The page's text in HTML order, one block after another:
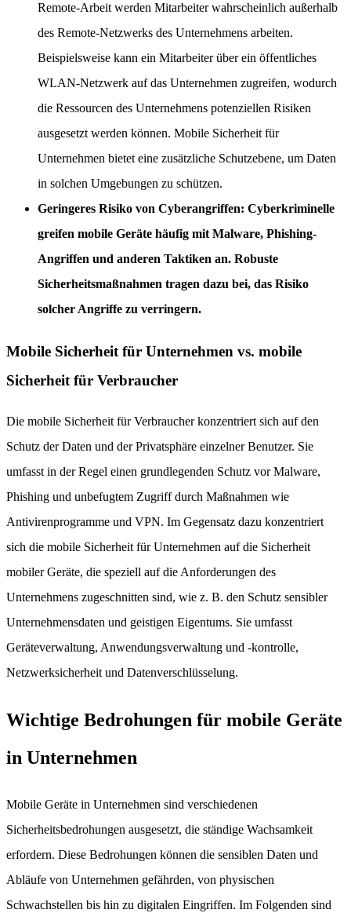
Remote-Arbeit werden Mitarbeiter wahrscheinlich außerhalb
des Remote-Netzwerks des Unternehmens arbeiten.
Beispielsweise kann ein Mitarbeiter über ein öffentliches
WLAN-Netzwerk auf das Unternehmen zugreifen, wodurch
die Ressourcen des Unternehmens potenziellen Risiken
ausgesetzt werden können. Mobile Sicherheit für
Unternehmen bietet eine zusätzliche Schutzebene, um Daten
in solchen Umgebungen zu schützen.
Geringeres Risiko von Cyberangriffen: Cyberkriminelle
greifen mobile Geräte häufig mit Malware, Phishing-
Angriffen und anderen Taktiken an. Robuste
Sicherheitsmaßnahmen tragen dazu bei, das Risiko
solcher Angriffe zu verringern.
Mobile Sicherheit für Unternehmen vs. mobile
Sicherheit für Verbraucher
Die mobile Sicherheit für Verbraucher konzentriert sich auf den
Schutz der Daten und der Privatsphäre einzelner Benutzer. Sie
umfasst in der Regel einen grundlegenden Schutz vor Malware,
Phishing und unbefugtem Zugriff durch Maßnahmen wie
Antivirenprogramme und VPN. Im Gegensatz dazu konzentriert
sich die mobile Sicherheit für Unternehmen auf die Sicherheit
mobiler Geräte, die speziell auf die Anforderungen des
Unternehmens zugeschnitten sind, wie z. B. den Schutz sensibler
Unternehmensdaten und geistigen Eigentums. Sie umfasst
Geräteverwaltung, Anwendungsverwaltung und -kontrolle,
Netzwerksicherheit und Datenverschlüsselung.
Wichtige Bedrohungen für mobile Geräte
in Unternehmen
Mobile Geräte in Unternehmen sind verschiedenen
Sicherheitsbedrohungen ausgesetzt, die ständige Wachsamkeit
erfordern. Diese Bedrohungen können die sensiblen Daten und
Abläufe von Unternehmen gefährden, von physischen
Schwachstellen bis hin zu digitalen Eingriffen. Im Folgenden sind